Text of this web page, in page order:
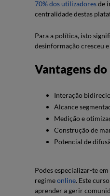
70% dos utilizadoresde
centralidade destas
Para a política, isto
desinformação cresceu
Vantagens
Interação
Alcance
Medição e
Construção de
Potencial de
Podes especializar-te
regimeonline. Este
aprender a gerir